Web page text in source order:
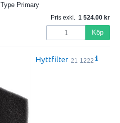
Type Primary
Pris exkl. 1 524.00
Köp
Hyttfilter 21-1222